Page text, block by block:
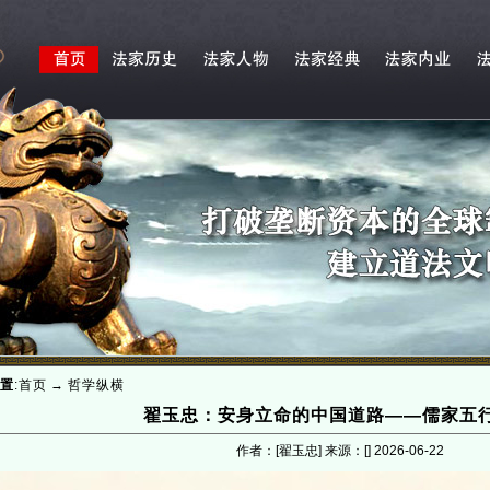
:首页 → 哲学纵横
翟玉忠：安身立命的中国道路——儒家五
作者：[翟玉忠] 来源：[] 2026-06-22